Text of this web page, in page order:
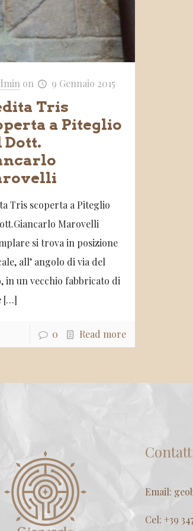
on 9 Gennaio 2015
Tris
a Piteglio
Dott.
Tris scoperta a Piteglio
Marovelli
si trova in posizione
all’ angolo di via del
in un vecchio fabbricato di
[…]
0 Read more
Email:
Cel: +39